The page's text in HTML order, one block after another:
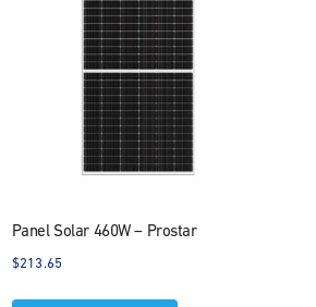
Panel Solar 460W – Prostar
$213.65